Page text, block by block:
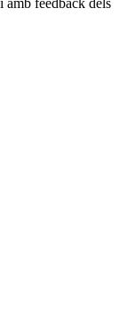
amb feedback dels